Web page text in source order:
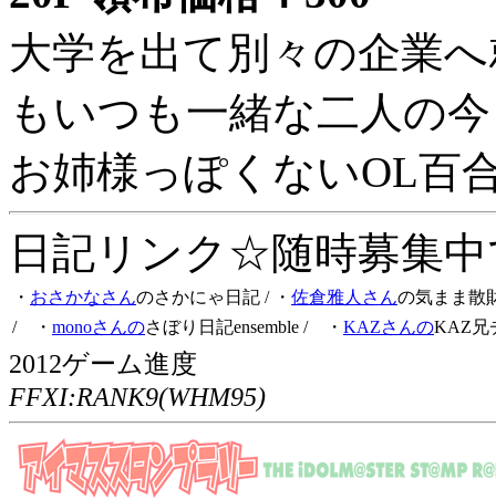
大学を出て別々の企業
もいつも一緒な二人の
お姉様っぽくないOL百
日記リンク☆随時募集
・ おさかなさんのさかにゃ日記 / ・ 佐倉雅人さんの気まま散
/ ・ monoさんのさぼり日記ensemble / ・ KAZさんのKAZ兄
2012ゲーム進度
FFXI:RANK9(WHM95)